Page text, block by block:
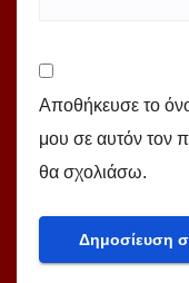
Αποθήκευσε το
μου σε αυτόν τον
θα σχολιάσω.